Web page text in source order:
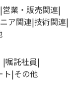
営業・販売関連
ア関連 技術関連
嘱託社員
ト その他